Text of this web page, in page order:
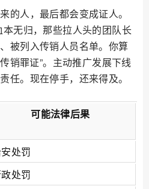
的人，最后都会变成证人。
无归，那些拉人头的团队长
被列入传销人员名单。你算
销罪证”。主动推广发展下线
任。现在停手，还来得及。
可能法律后果
处罚
处罚